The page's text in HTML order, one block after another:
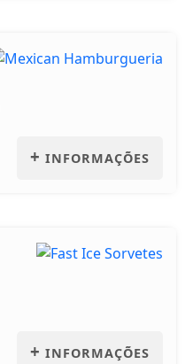
+ INFORMAÇÕES
+ INFORMAÇÕES